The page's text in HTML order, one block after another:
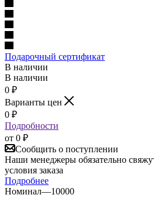
Подарочный сертификат
В наличии
В наличии
0 ₽
Варианты цен
0 ₽
Подробности
от 0 ₽
Сообщить о поступлении
Наши менеджеры обязательно
условия заказа
Подробнее
Номинал—10000